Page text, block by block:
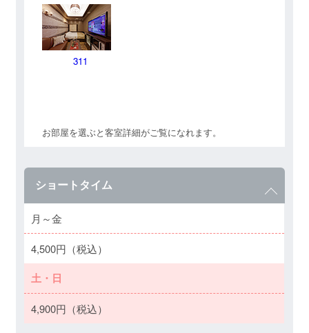
311
お部屋を選ぶと客室詳細がご覧になれます。
ショートタイム
月～金
4,500円（税込）
土・日
4,900円（税込）